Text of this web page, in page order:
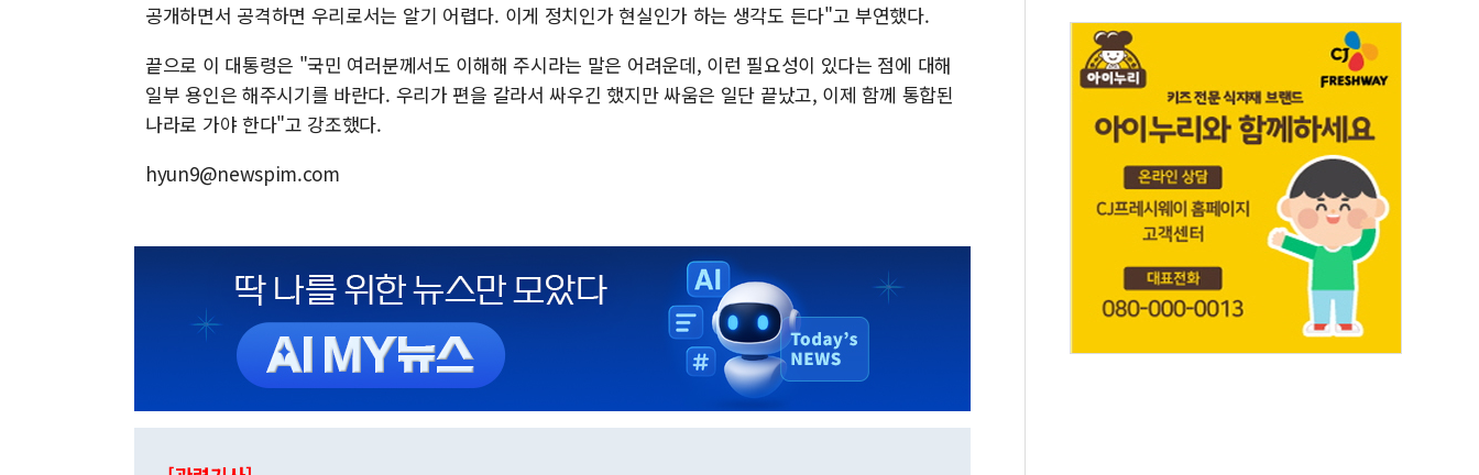
공개하면서 공격하면 우리로서는 알기 어렵다. 이게 정치인가 현실인가 하는 생각도 든다"고 부연했다.
끝으로 이 대통령은 "국민 여러분께서도 이해해 주시라는 말은 어려운데, 이런 필요성이 있다는 점에 대해
일부 용인은 해주시기를 바란다. 우리가 편을 갈라서 싸우긴 했지만 싸움은 일단 끝났고, 이제 함께 통합된
나라로 가야 한다"고 강조했다.
hyun9@newspim.com